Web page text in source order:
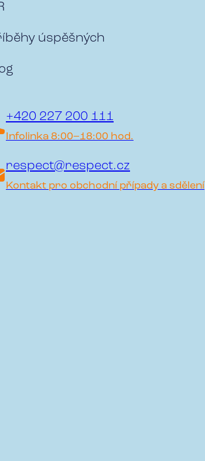
úspěšných
+420 227 200 111
Infolinka 8:00–18:00 hod.
respect@respect.cz
Kontakt pro obchodní případy a sdělení
healthcare péči se
a přesvědčení, že zdravou
firmu na hodnotách,
že práce a zdraví jdou ruku